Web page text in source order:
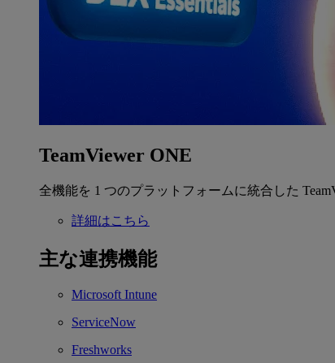
TeamViewer ONE
全機能を 1 つのプラットフォームに統合した
詳細はこちら
主な連携機能
Microsoft Intune
ServiceNow
Freshworks